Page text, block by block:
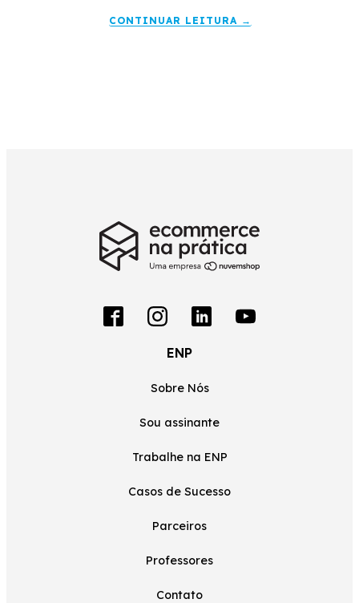
CONTINUAR LEITURA →
ENP
Sobre Nós
Sou assinante
Trabalhe na ENP
Casos de Sucesso
Parceiros
Professores
Contato